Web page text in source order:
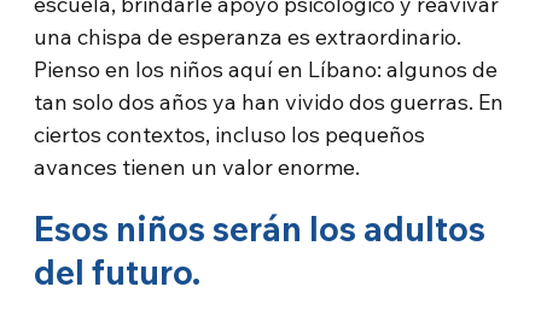
una chispa de esperanza es extraordinario.
Pienso en los niños aquí en Líbano: algunos de
tan solo dos años ya han vivido dos guerras. En
ciertos contextos, incluso los pequeños
avances tienen un valor enorme.
Esos niños serán los adultos
del futuro.